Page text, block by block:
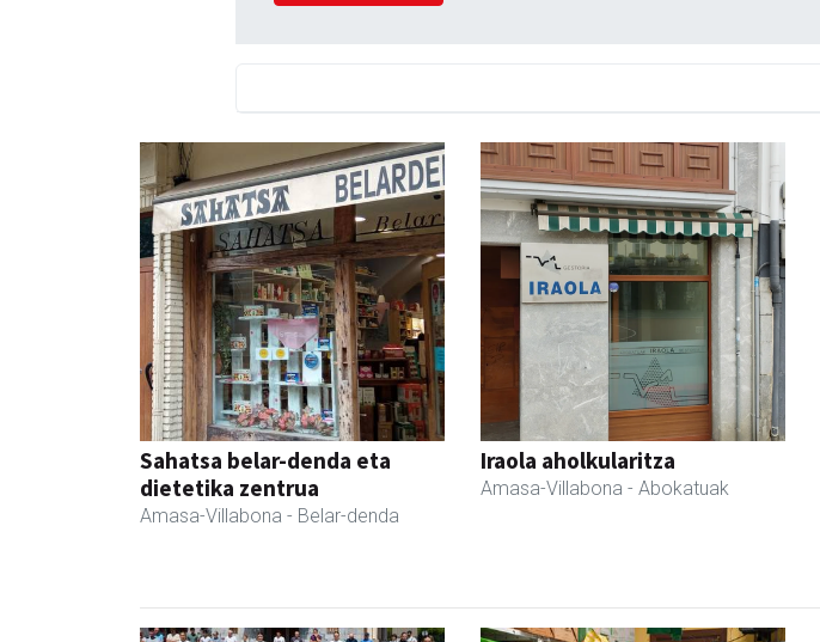
Sahatsa belar-denda eta
dietetika zentrua
Amasa-Villabona - Belar-denda
Iraola aholkularitza
Amasa-Villabona - Abokatuak